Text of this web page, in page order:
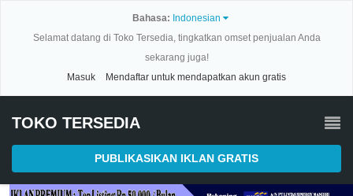
Bahasa: Indonesian
Selamat datang di Toko Tersedia, tingkatkan omset penjualan Anda
sekarang juga!
Masuk
Mendaftar untuk mendapatkan akun gratis
TOKO TERSEDIA
PUBLIKASIKAN IKLAN GRATIS